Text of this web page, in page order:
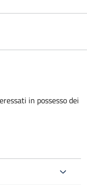
in possesso dei